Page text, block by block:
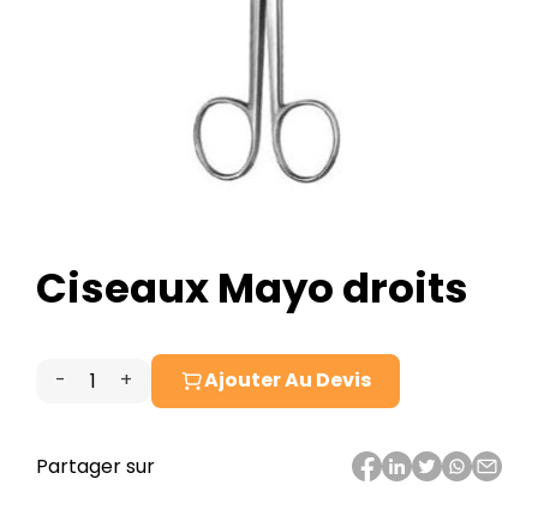
Ciseaux Mayo droits
-
quantité
Ciseaux
+ Ajouter Au Devis
Partager sur